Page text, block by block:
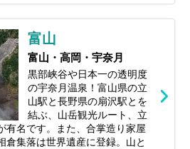
富山
富山・高岡・宇奈月
黒部峡谷や日本一の透明度
の宇奈月温泉！富山県の立
山駅と長野県の扇沢駅とを
結ぶ、山岳観光ルート、立
有名です。また、合掌造り家屋
倉集落は世界遺産に登録。山と